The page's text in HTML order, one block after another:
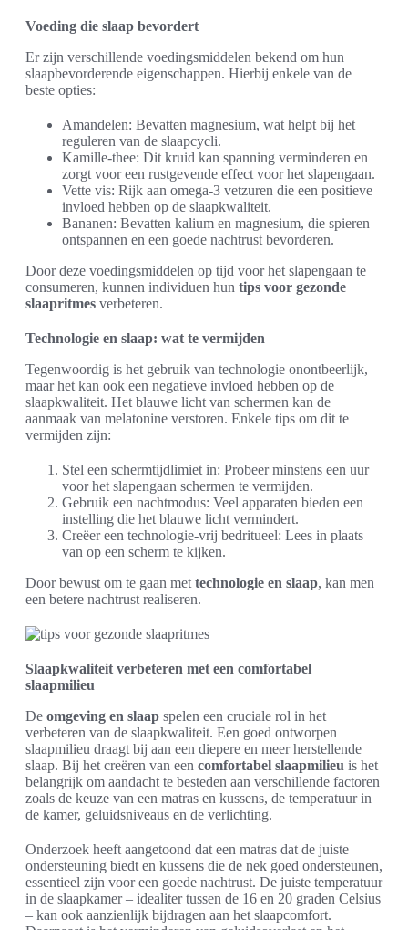
Voeding die slaap bevordert
Er zijn verschillende voedingsmiddelen bekend om hun
slaapbevorderende eigenschappen. Hierbij enkele van de
beste opties:
Amandelen: Bevatten magnesium, wat helpt bij het
reguleren van de slaapcycli.
Kamille-thee: Dit kruid kan spanning verminderen en
zorgt voor een rustgevende effect voor het slapengaan.
Vette vis: Rijk aan omega-3 vetzuren die een positieve
invloed hebben op de slaapkwaliteit.
Bananen: Bevatten kalium en magnesium, die spieren
ontspannen en een goede nachtrust bevorderen.
Door deze voedingsmiddelen op tijd voor het slapengaan te
consumeren, kunnen individuen hun tips voor gezonde
slaapritmes verbeteren.
Technologie en slaap: wat te vermijden
Tegenwoordig is het gebruik van technologie onontbeerlijk,
maar het kan ook een negatieve invloed hebben op de
slaapkwaliteit. Het blauwe licht van schermen kan de
aanmaak van melatonine verstoren. Enkele tips om dit te
vermijden zijn:
Stel een schermtijdlimiet in: Probeer minstens een uur
voor het slapengaan schermen te vermijden.
Gebruik een nachtmodus: Veel apparaten bieden een
instelling die het blauwe licht vermindert.
Creëer een technologie-vrij bedritueel: Lees in plaats
van op een scherm te kijken.
Door bewust om te gaan met technologie en slaap, kan men
een betere nachtrust realiseren.
Slaapkwaliteit verbeteren met een comfortabel
slaapmilieu
De omgeving en slaap spelen een cruciale rol in het
verbeteren van de slaapkwaliteit. Een goed ontworpen
slaapmilieu draagt bij aan een diepere en meer herstellende
slaap. Bij het creëren van een comfortabel slaapmilieu is het
belangrijk om aandacht te besteden aan verschillende factoren
zoals de keuze van een matras en kussens, de temperatuur in
de kamer, geluidsniveaus en de verlichting.
Onderzoek heeft aangetoond dat een matras dat de juiste
ondersteuning biedt en kussens die de nek goed ondersteunen,
essentieel zijn voor een goede nachtrust. De juiste temperatuur
in de slaapkamer – idealiter tussen de 16 en 20 graden Celsius
– kan ook aanzienlijk bijdragen aan het slaapcomfort.